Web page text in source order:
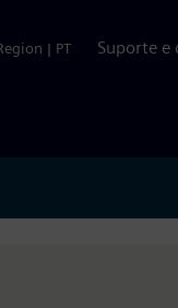
| PT Suporte e